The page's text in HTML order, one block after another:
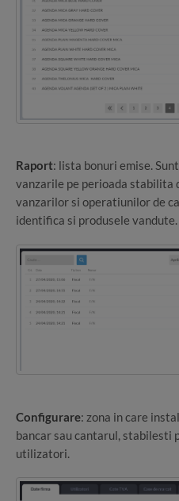
Raport: lista bonuri emise.
vanzarile pe perioada stabilita
vanzarilor si operatiunilor de
identifica si produsele vandute.
Configurare: zona in care
bancar sau cantarul, stabilesti
utilizatori.